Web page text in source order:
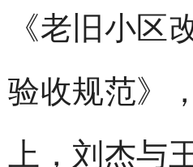
《老旧小区
验收规范》
上，刘杰与